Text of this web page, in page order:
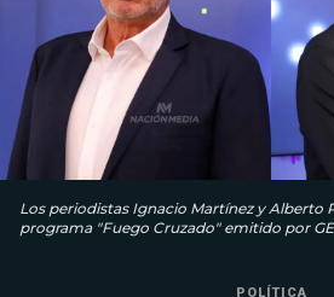
Los periodistas Ignacio Martínez y Alberto
programa "Fuego Cruzado" emitido por
POLÍTICA